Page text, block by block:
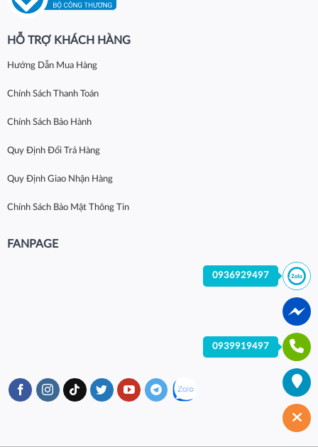
HỖ TRỢ KHÁCH HÀNG
Hướng Dẫn Mua Hàng
Chính Sách Thanh Toán
Chính Sách Bảo Hành
Quy Định Đổi Trả Hàng
Quy Định Giao Nhận Hàng
Chính Sách Bảo Mật Thông Tin
FANPAGE
0936929497
0939919497